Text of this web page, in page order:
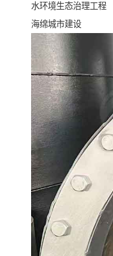
水环境生态治理工程
海绵城市建设